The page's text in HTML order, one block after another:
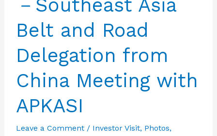
Bintan
Ketua
Umum
IBA
dan
Ketua
DPD
Tanjung
－Southeast Asia
Belt and Road
Delegation from
China Meeting with
APKASI
Leave a Comment / Investor Visit, Photos,